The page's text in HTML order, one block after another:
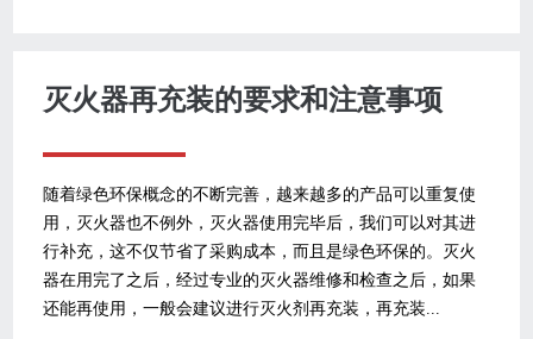
灭火器再充装的要求和注意事项
随着绿色环保概念的不断完善，越来越多的产品可以重复使
用，灭火器也不例外，灭火器使用完毕后，我们可以对其进
行补充，这不仅节省了采购成本，而且是绿色环保的。灭火
器在用完了之后，经过专业的灭火器维修和检查之后，如果
还能再使用，一般会建议进行灭火剂再充装，再充装...